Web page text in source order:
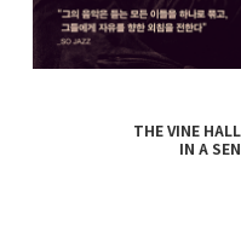
THE VINE
IN A